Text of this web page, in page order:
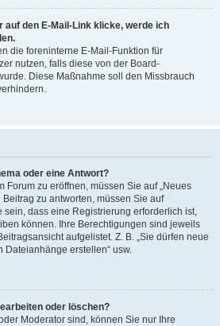
auf den E-Mail-Link klicke, werde ich
die foreninterne E-Mail-Funktion für
nutzen, falls diese von der Board-
Diese Maßnahme soll den Missbrauch
oder eine Antwort?
Forum zu eröffnen, müssen Sie auf „Neues
zu antworten, müssen Sie auf
sein, dass eine Registrierung erforderlich ist,
können. Ihre Berechtigungen sind jeweils
aufgelistet. Z. B. „Sie dürfen neue
Dateianhänge erstellen“ usw.
oder löschen?
Moderator sind, können Sie nur Ihre